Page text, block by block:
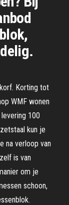
Korting tot
WMF wonen
100
kun je
na verloop van
is van
om je
schoon,